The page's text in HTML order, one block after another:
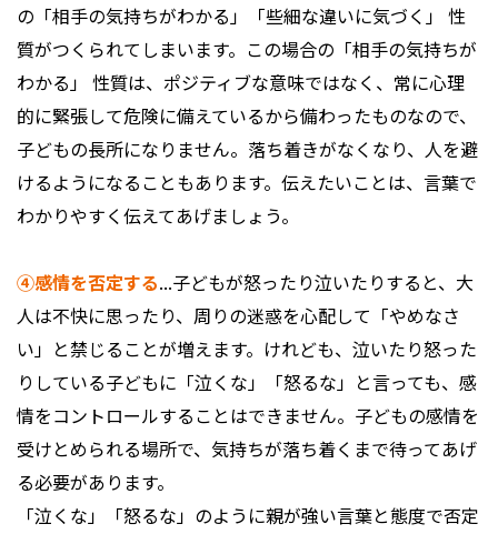
の「相手の気持ちがわかる」「些細な違いに気づく」 性
質がつくられてしまいます。この場合の「相手の気持ちが
わかる」 性質は、ポジティブな意味ではなく、常に心理
的に緊張して危険に備えているから備わったものなので、
子どもの長所になりません。落ち着きがなくなり、人を避
けるようになることもあります。伝えたいことは、言葉で
わかりやすく伝えてあげましょう。
④感情を否定する...子どもが怒ったり泣いたりすると、大
人は不快に思ったり、周りの迷惑を心配して「やめなさ
い」と禁じることが増えます。けれども、泣いたり怒った
りしている子どもに「泣くな」「怒るな」と言っても、感
情をコントロールすることはできません。子どもの感情を
受けとめられる場所で、気持ちが落ち着くまで待ってあげ
る必要があります。
「泣くな」「怒るな」のように親が強い言葉と態度で否定